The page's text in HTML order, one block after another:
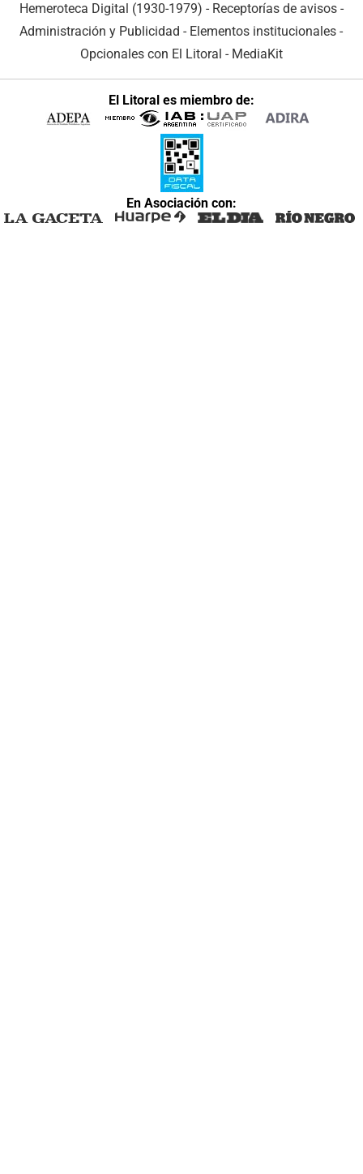
Hemeroteca Digital (1930-1979) - Receptorías de avisos -
Administración y Publicidad - Elementos institucionales -
Opcionales con El Litoral - MediaKit
El Litoral es miembro de:
En Asociación con: